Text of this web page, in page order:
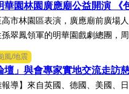
華園林園廣應廟公益開演 《
市林園區表演，廣應廟前廣場
翠鳳領軍的明華園戲劇總團，
風/地震
壇」與會專家實地交流走訪
報導】來自英國、德國、美國